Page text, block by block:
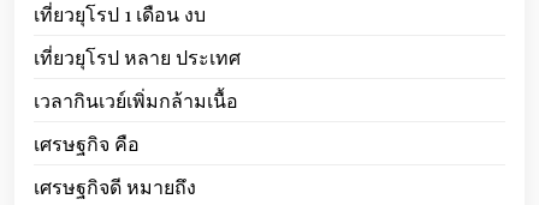
เที่ยวยุโรป 1 เดือน งบ
เที่ยวยุโรป หลาย ประเทศ
เวลากินเวย์เพิ่มกล้ามเนื้อ
เศรษฐกิจ คือ
เศรษฐกิจดี หมายถึง